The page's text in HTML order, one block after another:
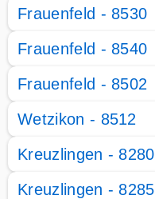
Frauenfeld - 8530
Frauenfeld - 8540
Frauenfeld - 8502
Wetzikon - 8512
Kreuzlingen - 8280
Kreuzlingen - 8285